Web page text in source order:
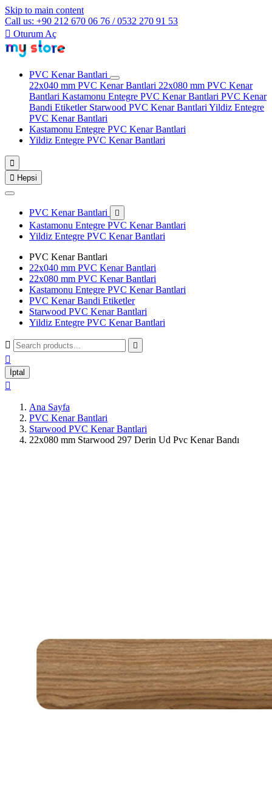
Skip to main content
Call us: +90 212 670 06 76 / 0532 270 91 53
 Oturum Aç
PVC Kenar Bantlari
22x040 mm PVC Kenar Bantlari 22x080 mm PVC Kenar
Bantlari Kastamonu Entegre PVC Kenar Bantlari PVC Kenar
Bandi Etiketler Starwood PVC Kenar Bantlari Yildiz Entegre
PVC Kenar Bantlari
Kastamonu Entegre PVC Kenar Bantlari
Yildiz Entegre PVC Kenar Bantlari

 Hepsi
PVC Kenar Bantlari 
Kastamonu Entegre PVC Kenar Bantlari
Yildiz Entegre PVC Kenar Bantlari
PVC Kenar Bantlari
22x040 mm PVC Kenar Bantlari
22x080 mm PVC Kenar Bantlari
Kastamonu Entegre PVC Kenar Bantlari
PVC Kenar Bandi Etiketler
Starwood PVC Kenar Bantlari
Yildiz Entegre PVC Kenar Bantlari
 

İptal

Ana Sayfa
PVC Kenar Bantlari
Starwood PVC Kenar Bantlari
22x080 mm Starwood 297 Derin Ud Pvc Kenar Bandı